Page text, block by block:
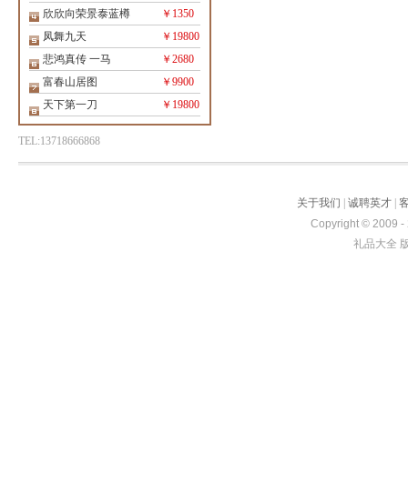
欣欣向荣景泰蓝樽
￥1350
凤舞九天
￥19800
悲鸿真传 一马
￥2680
富春山居图
￥9900
天下第一刀
￥19800
TEL:13718666868
关于我们 诚聘英才
Copyright © 2009 -
礼品大全